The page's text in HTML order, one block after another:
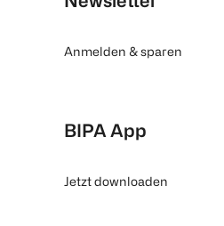
Anmelden & sparen
BIPA App
Jetzt downloaden